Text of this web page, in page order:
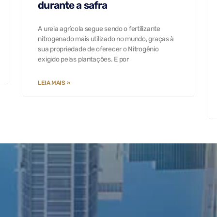
durante a safra
A ureia agrícola segue sendo o fertilizante
nitrogenado mais utilizado no mundo, graças à
sua propriedade de oferecer o Nitrogênio
exigido pelas plantações. E por
LEIA MAIS »